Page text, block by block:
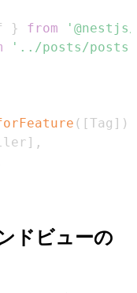
} from
'@nestjs/
'../posts/
( [Tag ] )
] ,
ドビューの